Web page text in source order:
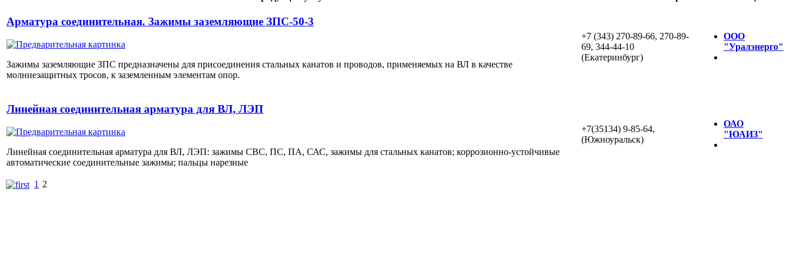
Арматура соединительная. Зажимы заземляющие ЗПС-50-3
Зажимы заземляющие ЗПС предназначены для присоединения стальных канатов и проводов, применяемых на ВЛ в качестве
молниезащитных тросов, к заземленным элементам опор.
+7 (343) 270-89-66, 270-89-
69, 344-44-10
(Екатеринбург)
ООО
"Уралэнерго"
Линейная соединительная арматура для ВЛ, ЛЭП
Линейная соединительная арматура для ВЛ, ЛЭП: зажимы СВС, ПС, ПА, САС, зажимы для стальных канатов; коррозионно-устойчивые
автоматические соединительные зажимы; пальцы нарезные
+7(35134) 9-85-64,
(Южноуральск)
ОАО
"ЮАИЗ"
1 2